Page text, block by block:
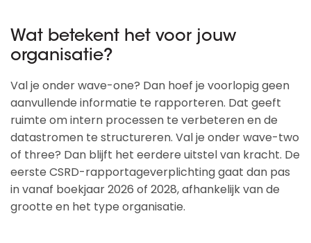
Wat betekent het voor jouw
organisatie?
Val je onder wave-one? Dan hoef je voorlopig geen
aanvullende informatie te rapporteren. Dat geeft
ruimte om intern processen te verbeteren en de
datastromen te structureren. Val je onder wave-two
of three? Dan blijft het eerdere uitstel van kracht. De
eerste CSRD-rapportageverplichting gaat dan pas
in vanaf boekjaar 2026 of 2028, afhankelijk van de
grootte en het type organisatie.